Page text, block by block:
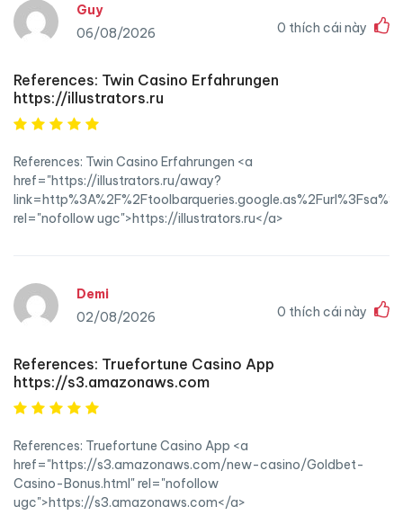
Guy
06/08/2026
0 thích cái này
References: Twin Casino Erfahrungen
https://illustrators.ru
References: Twin Casino Erfahrungen <a
href="https://illustrators.ru/away?
rel="nofollow ugc">https://illustrators.ru</a>
Demi
02/08/2026
0 thích cái này
References: Truefortune Casino App
https://s3.amazonaws.com
References: Truefortune Casino App <a
href="https://s3.amazonaws.com/new-casino/Goldbet-
Casino-Bonus.html" rel="nofollow
ugc">https://s3.amazonaws.com</a>